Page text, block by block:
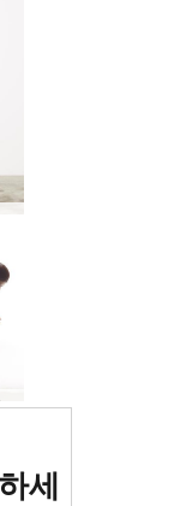
시몬 검정색과 흰색 #29
세